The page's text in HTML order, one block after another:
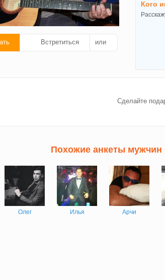
Встретиться или
Кого
Сделайте
Похожие анкеты мужчин
Олег Илья Арчи